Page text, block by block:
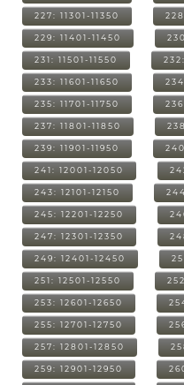
227: 11301-11350
229: 11401-11450
231: 11501-11550
233: 11601-11650
235: 11701-11750
237: 11801-11850
239: 11901-11950
241: 12001-12050
243: 12101-12150
245: 12201-12250
247: 12301-12350
249: 12401-12450
251: 12501-12550
253: 12601-12650
255: 12701-12750
257: 12801-12850
259: 12901-12950